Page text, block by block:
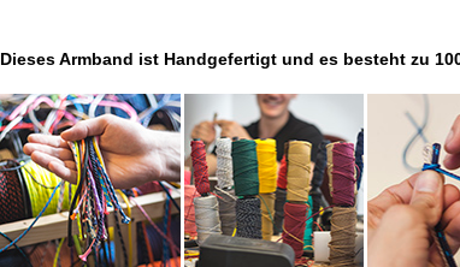
Dieses Armband ist Handgefertigt und es besteht zu